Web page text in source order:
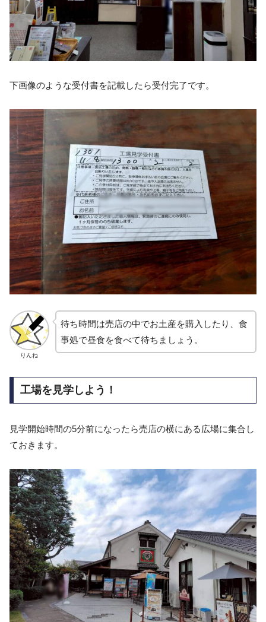
下画像のような受付書を記載したら受付完了です。
りんね
待ち時間は売店の中でお土産を購入したり、食
事処で昼食を食べて待ちましょう。
工場を見学しよう！
見学開始時間の5分前になったら売店の横にある広場に集合し
ておきます。